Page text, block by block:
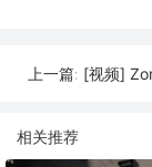
上一篇: [视频] Zortrax M200 Plus FDM 3D打
相关推荐